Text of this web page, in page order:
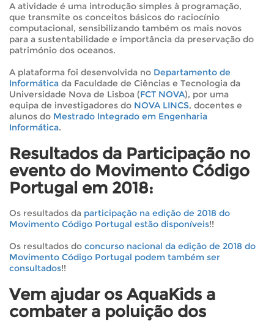
A atividade é uma introdução simples à programação,
que transmite os conceitos básicos do raciocínio
computacional, sensibilizando também os mais novos
para a sustentabilidade e importância da preservação do
património dos oceanos.
A plataforma foi desenvolvida no Departamento de
Informática da Faculdade de Ciências e Tecnologia da
Universidade Nova de Lisboa (FCT NOVA), por uma
equipa de investigadores do NOVA LINCS, docentes e
alunos do Mestrado Integrado em Engenharia
Informática.
Resultados da Participação no
evento do Movimento Código
Portugal em 2018:
Os resultados da participação na edição de 2018 do
Movimento Código Portugal estão disponíveis!!
Os resultados do concurso nacional da edição de 2018 do
Movimento Código Portugal podem também ser
consultados!!
Vem ajudar os AquaKids a
combater a poluição dos